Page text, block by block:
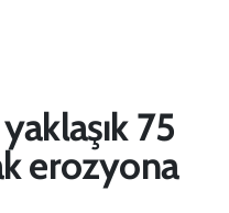
75
erozyona